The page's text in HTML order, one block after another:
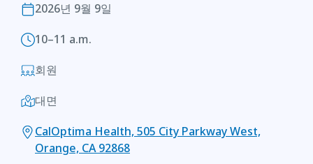
2026년 9월 9일
10–11 a.m.
회원
대면
CalOptima Health, 505 City Parkway West,
Orange, CA 92868